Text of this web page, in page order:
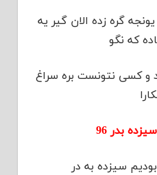
گره زده الان گیر یه
که نگو
و کسی نتونست بره سراغ
بدر 96
سیزده به در